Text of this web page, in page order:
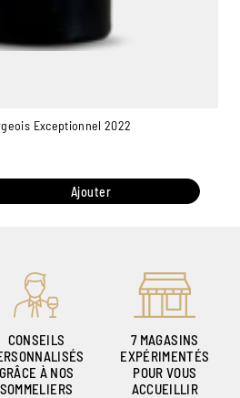
Exceptionnel 2022
Ajouter
CONSEILS
GRÂCE À NOS
SOMMELIERS
7 MAGASINS
EXPÉRIMENTÉS
POUR VOUS
ACCUEILLIR